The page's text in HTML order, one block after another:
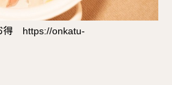
得 https://onkatu-